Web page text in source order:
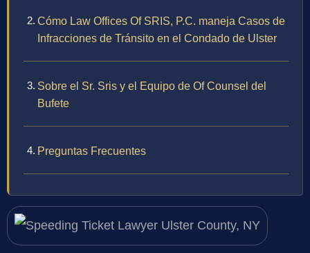
Cómo Law Offices Of SRIS, P.C. maneja Casos de
Infracciones de Tránsito en el Condado de Ulster
Sobre el Sr. Sris y el Equipo de Of Counsel del
Bufete
Preguntas Frecuentes